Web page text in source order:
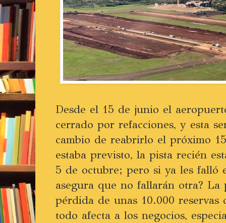
Desde el 15 de junio el
cerrado por refacciones, y esta
cambio de reabrirlo el próximo
estaba previsto, la pista recién
5 de octubre; pero si ya les falló
asegura que no fallarán otra?
pérdida de unas 10.000 reservas
todo afecta a los negocios,